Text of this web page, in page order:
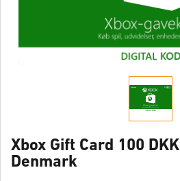
Xbox Gift Card 100 DKK
Denmark